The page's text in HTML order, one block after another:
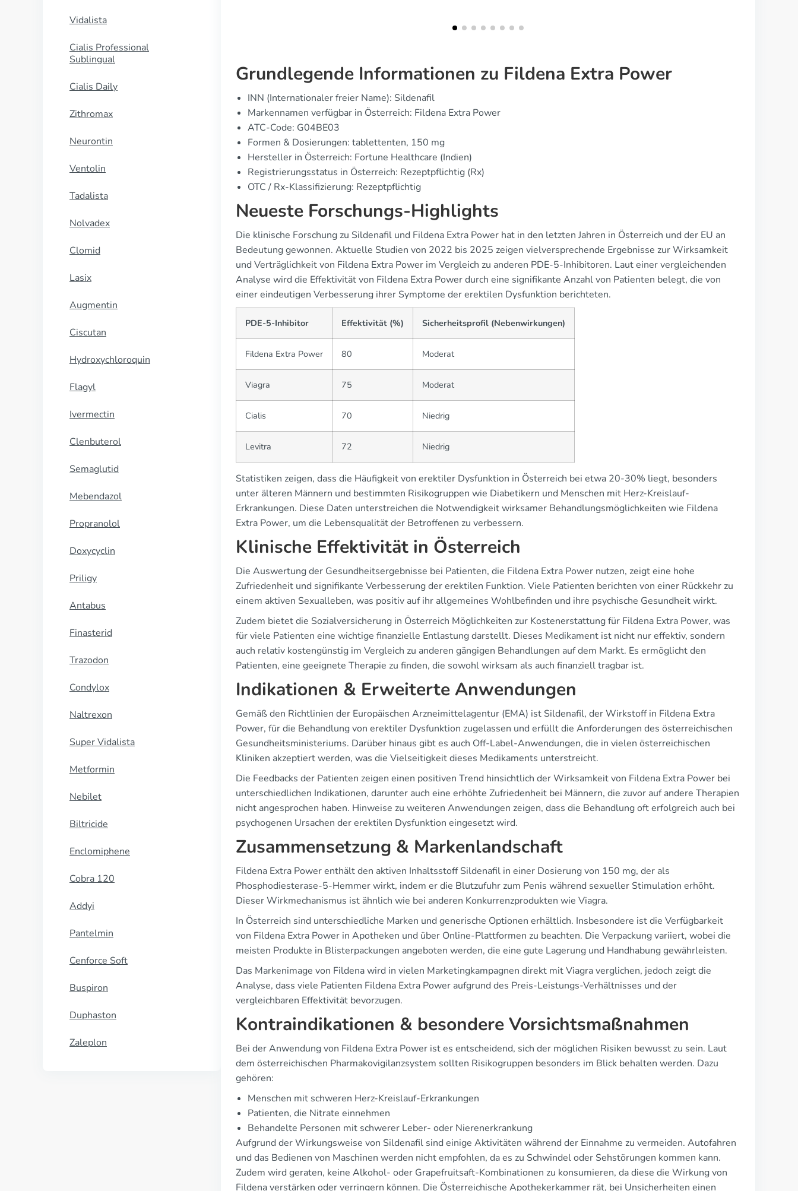
Vidalista
Cialis Professional
Sublingual
Cialis Daily
Zithromax
Neurontin
Ventolin
Tadalista
Nolvadex
Clomid
Lasix
Augmentin
Ciscutan
Hydroxychloroquin
Flagyl
Ivermectin
Clenbuterol
Semaglutid
Mebendazol
Propranolol
Doxycyclin
Priligy
Antabus
Finasterid
Trazodon
Condylox
Naltrexon
Super Vidalista
Metformin
Nebilet
Biltricide
Enclomiphene
Cobra 120
Addyi
Pantelmin
Cenforce Soft
Buspiron
Duphaston
Zaleplon
Grundlegende Informationen zu Fildena Extra Power
INN (Internationaler freier Name): Sildenafil
Markennamen verfügbar in Österreich: Fildena Extra Power
ATC-Code: G04BE03
Formen & Dosierungen: tablettenten, 150 mg
Hersteller in Österreich: Fortune Healthcare (Indien)
Registrierungsstatus in Österreich: Rezeptpflichtig (Rx)
OTC / Rx-Klassifizierung: Rezeptpflichtig
Neueste Forschungs-Highlights
Die klinische Forschung zu Sildenafil und Fildena Extra Power hat in den letzten Jahren in Österreich und der EU an
Bedeutung gewonnen. Aktuelle Studien von 2022 bis 2025 zeigen vielversprechende Ergebnisse zur Wirksamkeit
und Verträglichkeit von Fildena Extra Power im Vergleich zu anderen PDE-5-Inhibitoren. Laut einer vergleichenden
Analyse wird die Effektivität von Fildena Extra Power durch eine signifikante Anzahl von Patienten belegt, die von
einer eindeutigen Verbesserung ihrer Symptome der erektilen Dysfunktion berichteten.
PDE-5-Inhibitor Effektivität (%) Sicherheitsprofil (Nebenwirkungen)
Fildena Extra Power 80 Moderat
Viagra 75 Moderat
Cialis 70 Niedrig
Levitra 72 Niedrig
Statistiken zeigen, dass die Häufigkeit von erektiler Dysfunktion in Österreich bei etwa 20-30% liegt, besonders
unter älteren Männern und bestimmten Risikogruppen wie Diabetikern und Menschen mit Herz-Kreislauf-
Erkrankungen. Diese Daten unterstreichen die Notwendigkeit wirksamer Behandlungsmöglichkeiten wie Fildena
Extra Power, um die Lebensqualität der Betroffenen zu verbessern.
Klinische Effektivität in Österreich
Die Auswertung der Gesundheitsergebnisse bei Patienten, die Fildena Extra Power nutzen, zeigt eine hohe
Zufriedenheit und signifikante Verbesserung der erektilen Funktion. Viele Patienten berichten von einer Rückkehr zu
einem aktiven Sexualleben, was positiv auf ihr allgemeines Wohlbefinden und ihre psychische Gesundheit wirkt.
Zudem bietet die Sozialversicherung in Österreich Möglichkeiten zur Kostenerstattung für Fildena Extra Power, was
für viele Patienten eine wichtige finanzielle Entlastung darstellt. Dieses Medikament ist nicht nur effektiv, sondern
auch relativ kostengünstig im Vergleich zu anderen gängigen Behandlungen auf dem Markt. Es ermöglicht den
Patienten, eine geeignete Therapie zu finden, die sowohl wirksam als auch finanziell tragbar ist.
Indikationen & Erweiterte Anwendungen
Gemäß den Richtlinien der Europäischen Arzneimittelagentur (EMA) ist Sildenafil, der Wirkstoff in Fildena Extra
Power, für die Behandlung von erektiler Dysfunktion zugelassen und erfüllt die Anforderungen des österreichischen
Gesundheitsministeriums. Darüber hinaus gibt es auch Off-Label-Anwendungen, die in vielen österreichischen
Kliniken akzeptiert werden, was die Vielseitigkeit dieses Medikaments unterstreicht.
Die Feedbacks der Patienten zeigen einen positiven Trend hinsichtlich der Wirksamkeit von Fildena Extra Power bei
unterschiedlichen Indikationen, darunter auch eine erhöhte Zufriedenheit bei Männern, die zuvor auf andere Therapien
nicht angesprochen haben. Hinweise zu weiteren Anwendungen zeigen, dass die Behandlung oft erfolgreich auch bei
psychogenen Ursachen der erektilen Dysfunktion eingesetzt wird.
Zusammensetzung & Markenlandschaft
Fildena Extra Power enthält den aktiven Inhaltsstoff Sildenafil in einer Dosierung von 150 mg, der als
Phosphodiesterase-5-Hemmer wirkt, indem er die Blutzufuhr zum Penis während sexueller Stimulation erhöht.
Dieser Wirkmechanismus ist ähnlich wie bei anderen Konkurrenzprodukten wie Viagra.
In Österreich sind unterschiedliche Marken und generische Optionen erhältlich. Insbesondere ist die Verfügbarkeit
von Fildena Extra Power in Apotheken und über Online-Plattformen zu beachten. Die Verpackung variiert, wobei die
meisten Produkte in Blisterpackungen angeboten werden, die eine gute Lagerung und Handhabung gewährleisten.
Das Markenimage von Fildena wird in vielen Marketingkampagnen direkt mit Viagra verglichen, jedoch zeigt die
Analyse, dass viele Patienten Fildena Extra Power aufgrund des Preis-Leistungs-Verhältnisses und der
vergleichbaren Effektivität bevorzugen.
Kontraindikationen & besondere Vorsichtsmaßnahmen
Bei der Anwendung von Fildena Extra Power ist es entscheidend, sich der möglichen Risiken bewusst zu sein. Laut
dem österreichischen Pharmakovigilanzsystem sollten Risikogruppen besonders im Blick behalten werden. Dazu
gehören:
Menschen mit schweren Herz-Kreislauf-Erkrankungen
Patienten, die Nitrate einnehmen
Behandelte Personen mit schwerer Leber- oder Nierenerkrankung
Aufgrund der Wirkungsweise von Sildenafil sind einige Aktivitäten während der Einnahme zu vermeiden. Autofahren
und das Bedienen von Maschinen werden nicht empfohlen, da es zu Schwindel oder Sehstörungen kommen kann.
Zudem wird geraten, keine Alkohol- oder Grapefruitsaft-Kombinationen zu konsumieren, da diese die Wirkung von
Fildena verstärken oder verringern können. Die Österreichische Apothekerkammer rät, bei Unsicherheiten einen